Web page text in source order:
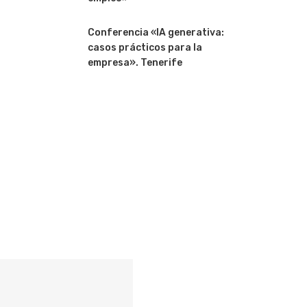
Conferencia «IA generativa:
casos prácticos para la
empresa». Tenerife